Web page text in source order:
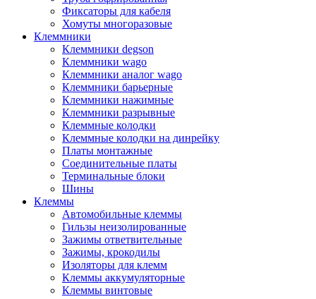
Фиксаторы для кабеля
Хомуты многоразовые
Клеммники
Клеммники degson
Клеммники wago
Клеммники аналог wago
Клеммники барьерные
Клеммники нажимные
Клеммники разрывные
Клеммные колодки
Клеммные колодки на динрейку
Платы монтажные
Соединительные платы
Терминальные блоки
Шины
Клеммы
Автомобильные клеммы
Гильзы неизолированные
Зажимы ответвительные
Зажимы, крокодилы
Изоляторы для клемм
Клеммы аккумуляторные
Клеммы винтовые